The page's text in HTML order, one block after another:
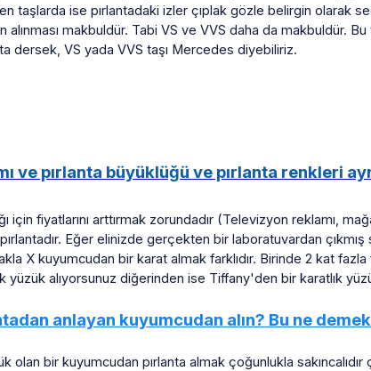
taşlarda ise pırlantadaki izler çıplak gözle belirgin olarak
alınması makbuldür. Tabi VS ve VVS daha da
dersek, VS yada VVS taşı Mercedes diyebiliriz.
ve pırlanta büyüklüğü ve pırlanta renkleri
için fiyatlarını arttırmak zorundadır (Televizyon reklamı,
Eğer elinizde gerçekten bir laboratuvardan
X kuyumcudan bir karat almak farklıdır. Birinde 2 kat
yüzük alıyorsunuz diğerinden ise Tiffany'den bir karatlık
anlayan kuyumcudan alın? Bu ne
olan bir kuyumcudan pırlanta almak çoğunlukla